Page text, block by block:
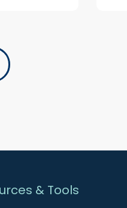
& Tools